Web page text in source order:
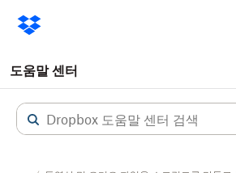
도움말 센터